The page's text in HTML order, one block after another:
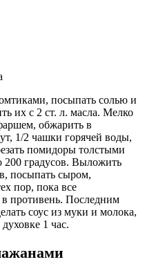
посыпать солью и
их с 2 ст. л. масла. Мелко
обжарить в
1/2 чашки горячей воды,
помидоры толстыми
200 градусов. Выложить
посыпать сыром,
пор, пока все
противень. Последним
соус из муки и молока,
1 час.